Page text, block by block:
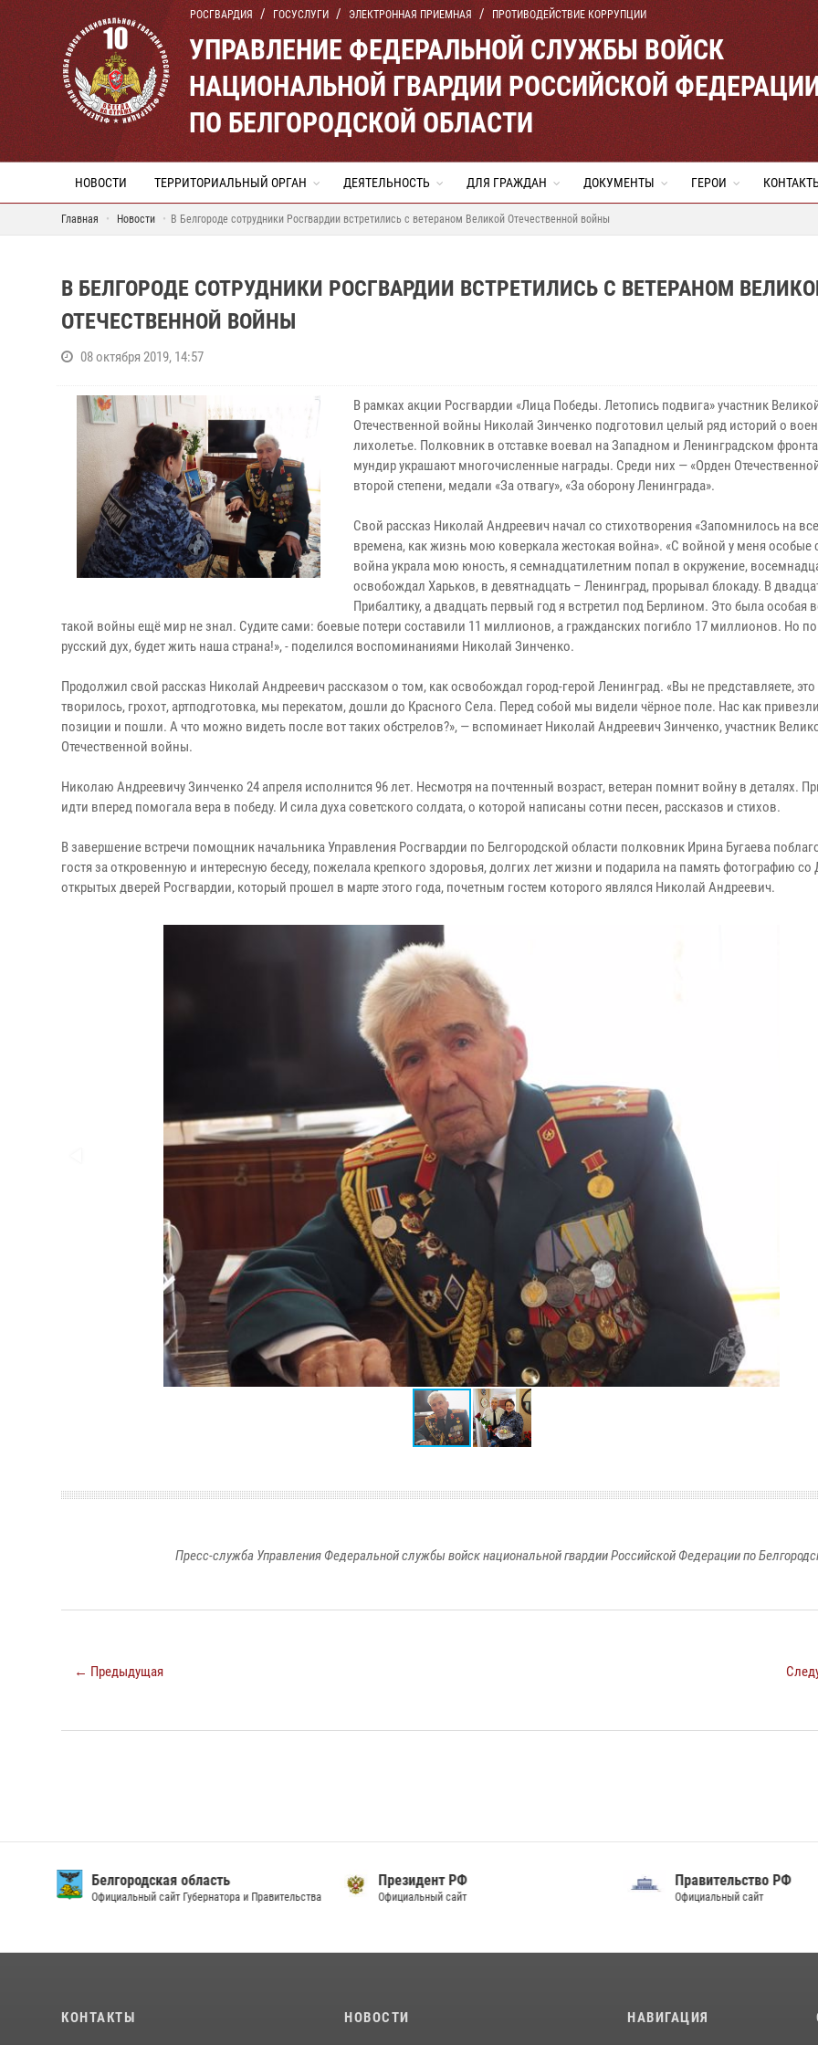
РОСГВАРДИЯ ГОСУСЛУГИ ЭЛЕКТРОННАЯ ПРИЕМНАЯ ПРОТИВОДЕЙСТВИЕ КОРРУПЦИИ
УПРАВЛЕНИЕ ФЕДЕРАЛЬНОЙ СЛУЖБЫ ВОЙСК
НАЦИОНАЛЬНОЙ ГВАРДИИ РОССИЙСКОЙ
ПО БЕЛГОРОДСКОЙ ОБЛАСТИ
НОВОСТИ ТЕРРИТОРИАЛЬНЫЙ ОРГАН ДЕЯТЕЛЬНОСТЬ ДЛЯ ГРАЖДАН ДОКУМЕНТЫ ГЕРОИ
Главная Новости В Белгороде сотрудники Росгвардии встретились с ветераном Великой Отечественной войны
В БЕЛГОРОДЕ СОТРУДНИКИ РОСГВАРДИИ ВСТРЕТИЛИСЬ С ВЕТЕРАНОМ
ОТЕЧЕСТВЕННОЙ ВОЙНЫ
08 октября 2019, 14:57
В рамках акции Росгвардии «Лица Победы. Летопись подвига» участник
Отечественной войны Николай Зинченко подготовил целый ряд историй о
лихолетье. Полковник в отставке воевал на Западном и Ленинградском
мундир украшают многочисленные награды. Среди них — «Орден
второй степени, медали «За отвагу», «За оборону Ленинграда».
Свой рассказ Николай Андреевич начал со стихотворения «Запомнилось на
времена, как жизнь мою коверкала жестокая война». «С войной у меня особые
война украла мою юность, я семнадцатилетним попал в окружение,
освобождал Харьков, в девятнадцать – Ленинград, прорывал блокаду. В
Прибалтику, а двадцать первый год я встретил под Берлином. Это была особая
такой войны ещё мир не знал. Судите сами: боевые потери составили 11 миллионов, а гражданских погибло 17 миллионов. Но
русский дух, будет жить наша страна!», - поделился воспоминаниями Николай Зинченко.
Продолжил свой рассказ Николай Андреевич рассказом о том, как освобождал город-герой Ленинград. «Вы не представляете, это
творилось, грохот, артподготовка, мы перекатом, дошли до Красного Села. Перед собой мы видели чёрное поле. Нас как
позиции и пошли. А что можно видеть после вот таких обстрелов?», — вспоминает Николай Андреевич Зинченко, участник
Отечественной войны.
Николаю Андреевичу Зинченко 24 апреля исполнится 96 лет. Несмотря на почтенный возраст, ветеран помнит войну в деталях.
идти вперед помогала вера в победу. И сила духа советского солдата, о которой написаны сотни песен, рассказов и стихов.
В завершение встречи помощник начальника Управления Росгвардии по Белгородской области полковник Ирина Бугаева
гостя за откровенную и интересную беседу, пожелала крепкого здоровья, долгих лет жизни и подарила на память фотографию со
открытых дверей Росгвардии, который прошел в марте этого года, почетным гостем которого являлся Николай Андреевич.
Пресс-служба Управления Федеральной службы войск национальной гвардии Российской Федерации по
← Предыдущая
Белгородская область
Официальный сайт Губернатора и Правительства
Президент РФ
Официальный сайт
Правительство РФ
Официальный сайт
КОНТАКТЫ НОВОСТИ НАВИГАЦИЯ